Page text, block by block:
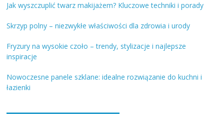
Jak wyszczuplić twarz makijażem? Kluczowe techniki i porady
Skrzyp polny – niezwykłe właściwości dla zdrowia i urody
Fryzury na wysokie czoło – trendy, stylizacje i najlepsze
inspiracje
Nowoczesne panele szklane: idealne rozwiązanie do kuchni i
łazienki